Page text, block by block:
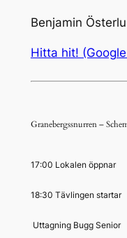
Benjamin
Hitta hit!
Granebergssnurren –
17:00 Lokalen öppnar
18:30 Tävlingen startar
Uttagning Bugg Senior